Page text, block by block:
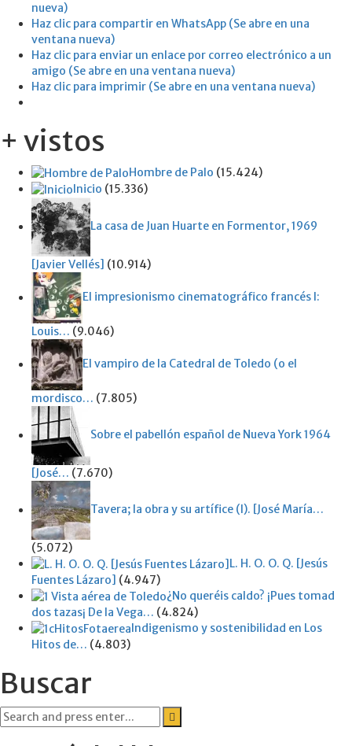
nueva)
Haz clic para compartir en WhatsApp (Se abre en una
ventana nueva)
Haz clic para enviar un enlace por correo electrónico a un
amigo (Se abre en una ventana nueva)
Haz clic para imprimir (Se abre en una ventana nueva)
+ vistos
Hombre de Palo (15.424)
Inicio (15.336)
La casa de Juan Huarte en Formentor, 1969
[Javier Vellés] (10.914)
El impresionismo cinematográfico francés I:
Louis… (9.046)
El vampiro de la Catedral de Toledo (o el
mordisco… (7.805)
Sobre el pabellón español de Nueva York 1964
[José… (7.670)
Tavera; la obra y su artífice (I). [José María…
(5.072)
L. H. O. O. Q. [Jesús
Fuentes Lázaro] (4.947)
¿No queréis caldo? ¡Pues tomad
dos tazas¡ De la Vega… (4.824)
Indigenismo y sostenibilidad en Los
Hitos de… (4.803)
Buscar
Search
for: